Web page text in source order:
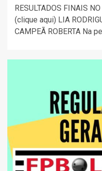
RESULTADOS FINAIS
(clique aqui) LIA
CAMPEÃ ROBERTA Na